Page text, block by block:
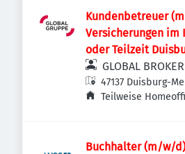
Kundenbetreuer
Versicherungen im
oder Teilzeit
GLOBAL
47137 Duisburg-
Deutschland
Teilweise
Buchhalter (m/w/